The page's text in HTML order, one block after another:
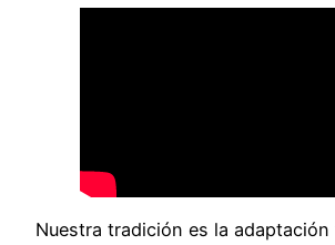
Nuestra tradición es la adaptación